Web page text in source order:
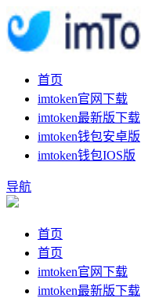
首页
imtoken官网下载
imtoken最新版下载
imtoken钱包安卓版
imtoken钱包IOS版
导航
首页
首页
imtoken官网下载
imtoken最新版下载